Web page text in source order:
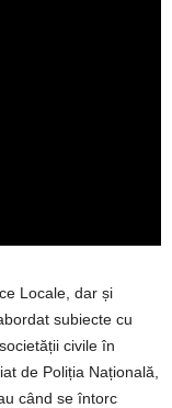
Locale, dar și
subiecte cu
civile în
de Poliția Națională,
când se întorc